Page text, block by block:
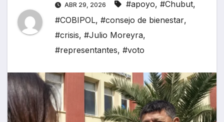
ABR 29, 2026 #apoyo, #Chubut,
#COBIPOL, #consejo de bienestar,
#crisis, #Julio Moreyra,
#representantes, #voto